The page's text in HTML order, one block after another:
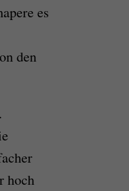
es
den
hoch